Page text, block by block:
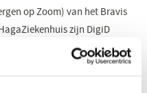
op Zoom) van het Bravis
zijn DigiD
medewerkers die bezoekers
ook zelf een ID-check